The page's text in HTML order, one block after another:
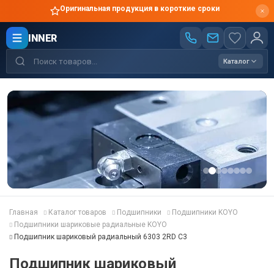
Оригинальная продукция в короткие сроки
INNER
Каталог
Главная Каталог товаров Подшипники
Подшипники KOYO
Подшипники шариковые радиальные KOYO
Подшипник шариковый радиальный 6303 2RD C3
Подшипник шариковый